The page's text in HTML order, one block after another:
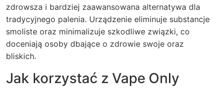
zdrowsza i bardziej zaawansowana alternatywa dla
tradycyjnego palenia. Urządzenie eliminuje substancje
smoliste oraz minimalizuje szkodliwe związki, co
doceniają osoby dbające o zdrowie swoje oraz
bliskich.
Jak korzystać z Vape Only